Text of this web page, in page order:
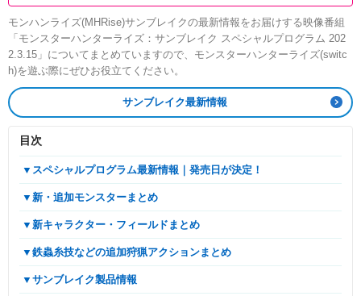
モンハンライズ(MHRise)サンブレイクの最新情報をお届けする映像番組
「モンスターハンターライズ：サンブレイク スペシャルプログラム 202
2.3.15」についてまとめていますので、モンスターハンターライズ(switc
h)を遊ぶ際にぜひお役立てください。
サンブレイク最新情報
目次
▼スペシャルプログラム最新情報｜発売日が決定！
▼新・追加モンスターまとめ
▼新キャラクター・フィールドまとめ
▼鉄蟲糸技などの追加狩猟アクションまとめ
▼サンブレイク製品情報